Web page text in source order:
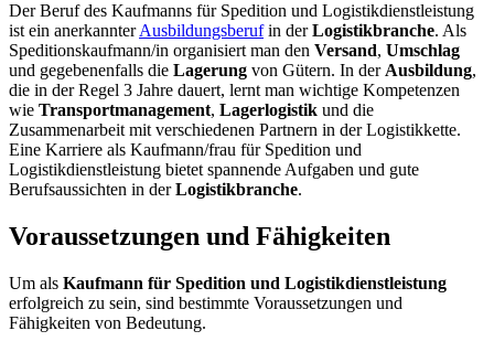
Der Beruf des Kaufmanns für Spedition und Logistikdienstleistung
ist ein anerkannterAusbildungsberufin derLogistikbranche. Als
Speditionskaufmann/in organisiert man den Versand, Umschlag
und gegebenenfalls die Lagerung von Gütern. In der Ausbildung,
die in der Regel 3 Jahre dauert, lernt man wichtige Kompetenzen
wie Transportmanagement, Lagerlogistik und die
Zusammenarbeit mit verschiedenen Partnern in der Logistikkette.
Eine Karriere als Kaufmann/frau für Spedition und
Logistikdienstleistung bietet spannende Aufgaben und gute
Berufsaussichten in derLogistikbranche.
Voraussetzungen und Fähigkeiten
Um als Kaufmann für Spedition und Logistikdienstleistung
erfolgreich zu sein, sind bestimmte Voraussetzungen und
Fähigkeiten von Bedeutung.